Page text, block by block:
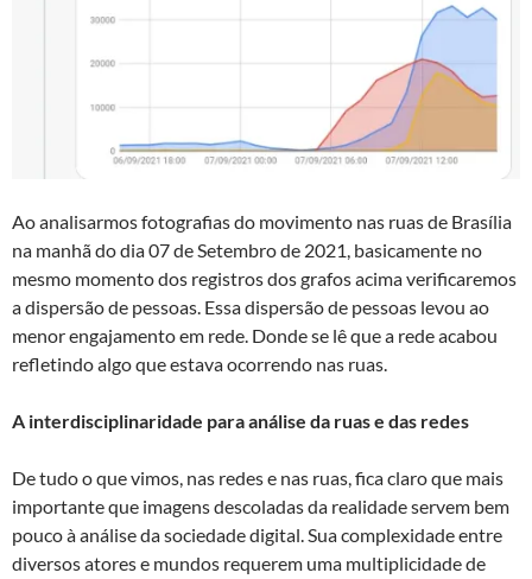
Ao analisarmos fotografias do movimento nas ruas de Brasília
na manhã do dia 07 de Setembro de 2021, basicamente no
mesmo momento dos registros dos grafos acima verificaremos
a dispersão de pessoas. Essa dispersão de pessoas levou ao
menor engajamento em rede. Donde se lê que a rede acabou
refletindo algo que estava ocorrendo nas ruas.
A interdisciplinaridade para análise da ruas e das redes
De tudo o que vimos, nas redes e nas ruas, fica claro que mais
importante que imagens descoladas da realidade servem bem
pouco à análise da sociedade digital. Sua complexidade entre
diversos atores e mundos requerem uma multiplicidade de